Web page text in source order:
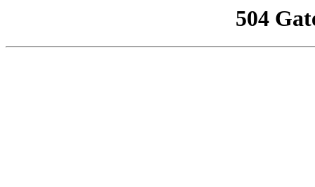
504